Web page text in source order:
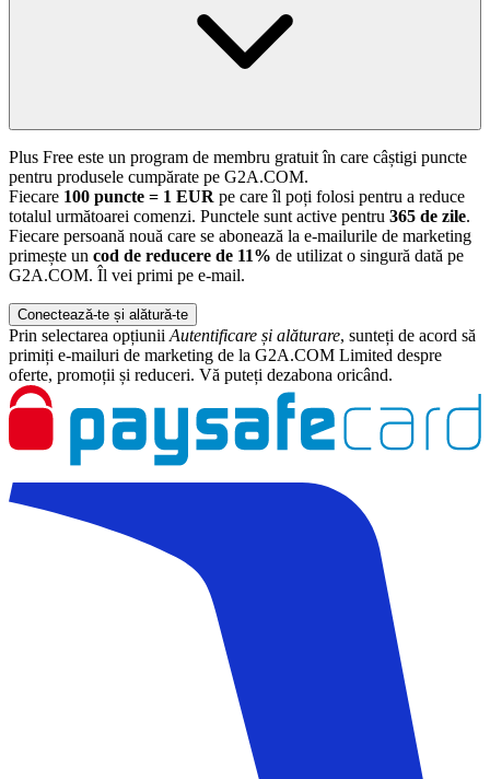
Plus Free este un program de membru gratuit în care câștigi puncte
pentru produsele cumpărate pe G2A.COM.
Fiecare 100 puncte = 1 EUR pe care îl poți folosi pentru a reduce
totalul următoarei comenzi. Punctele sunt active pentru 365 de zile.
Fiecare persoană nouă care se abonează la e-mailurile de marketing
primește un cod de reducere de 11% de utilizat o singură dată pe
G2A.COM. Îl vei primi pe e-mail.
Conectează-te și alătură-te
Prin selectarea opțiuniiAutentificare și alăturare, sunteți de acord să
primiți e-mailuri de marketing de la G2A.COM Limited despre
oferte, promoții și reduceri. Vă puteți dezabona oricând.